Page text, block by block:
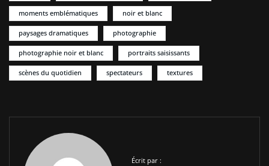
moments emblématiques noir et blanc
paysages dramatiques photographie
photographie noir et blanc portraits saisissants
scènes du quotidien spectateurs textures
Écrit par :